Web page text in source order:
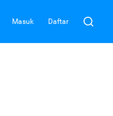
Masuk Daftar